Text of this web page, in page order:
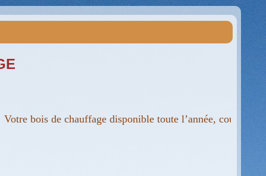
bois de chauffage disponible toute l’année, coupé à la